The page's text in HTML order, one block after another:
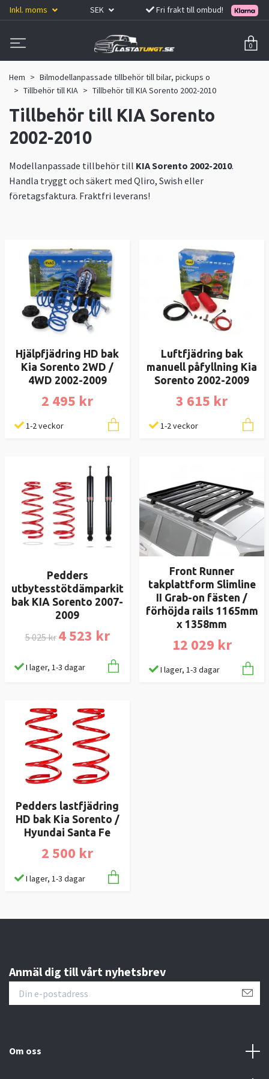
Inkl. moms SEK Fri frakt till ombud!
0
Hem
Bilmodellanpassade tillbehör till bilar, pickups o
Tillbehör till KIA
Tillbehör till KIA Sorento 2002-2010
Tillbehör till KIA Sorento
2002-2010
Modellanpassade tillbehör till KIA Sorento 2002-2010.
Handla tryggt och säkert med Qliro, Swish eller
företagsfaktura. Fraktfri leverans!
Hjälpfjädring HD bak
Kia Sorento 2WD /
4WD 2002-2009
2 495 kr
1-2 veckor
Luftfjädring bak
manuell påfyllning Kia
Sorento 2002-2009
3 615 kr
1-2 veckor
Pedders
utbytesstötdämparkit
bak KIA Sorento 2007-
2009
5 025 kr 4 523 kr
I lager, 1-3 dagar
Front Runner
takplattform Slimline
II Grab-on fästen /
förhöjda rails 1165mm
x 1358mm
12 029 kr
I lager, 1-3 dagar
Pedders lastfjädring
HD bak Kia Sorento /
Hyundai Santa Fe
2 500 kr
I lager, 1-3 dagar
Anmäl dig till vårt nyhetsbrev
Om oss